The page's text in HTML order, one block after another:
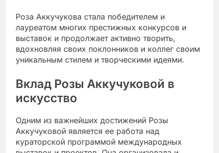
Роза Аккучукова стала победителем и
лауреатом многих престижных конкурсов и
выставок и продолжает активно творить,
вдохновляя своих поклонников и коллег своим
уникальным стилем и творческими идеями.
Вклад Розы Аккучуковой в
искусство
Одним из важнейших достижений Розы
Аккучуковой является ее работа над
кураторской программой международных